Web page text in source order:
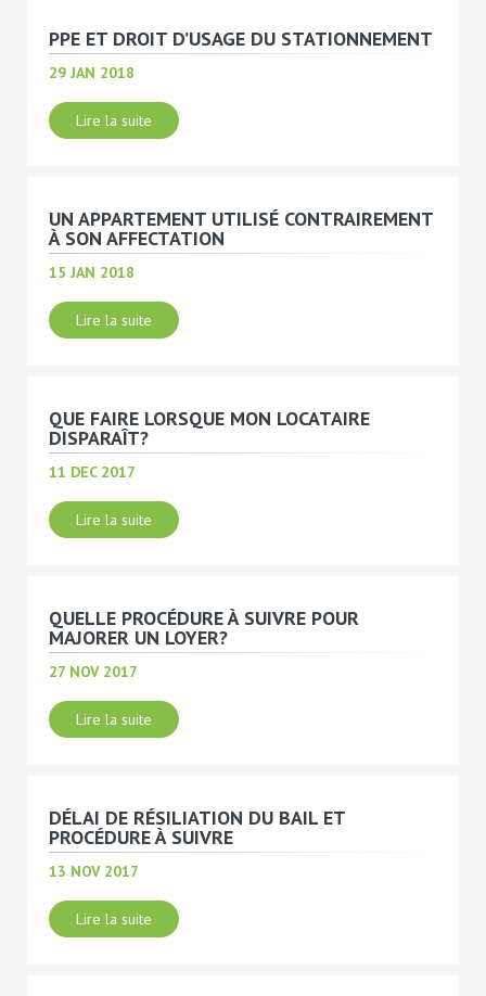
PPE ET DROIT D’USAGE DU STATIONNEMENT
29 JAN 2018
Lire la suite
UN APPARTEMENT UTILISÉ CONTRAIREMENT
À SON AFFECTATION
15 JAN 2018
Lire la suite
QUE FAIRE LORSQUE MON LOCATAIRE
DISPARAÎT?
11 DEC 2017
Lire la suite
QUELLE PROCÉDURE À SUIVRE POUR
MAJORER UN LOYER?
27 NOV 2017
Lire la suite
DÉLAI DE RÉSILIATION DU BAIL ET
PROCÉDURE À SUIVRE
13 NOV 2017
Lire la suite